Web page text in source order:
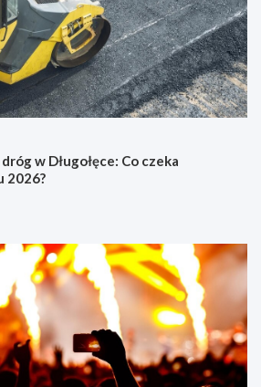
w Długołęce: Co czeka
2026?